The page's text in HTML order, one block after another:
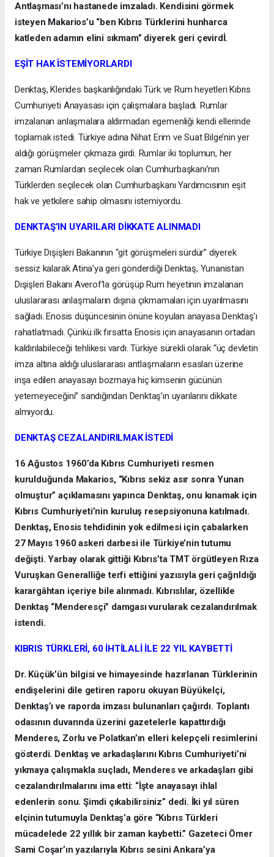
Antlaşması’nı hastanede imzaladı. Kendisini görmek
isteyen Makarios’u “ben Kıbrıs Türklerini hunharca
katleden adamın elini sıkmam” diyerek geri çevirdİ.
EŞİT HAK İSTEMİYORLARDI
Denktaş, Klerides başkanlığındaki Türk ve Rum heyetleri Kıbrıs
Cumhuriyeti Anayasası için çalışmalara başladı. Rumlar
imzalanan anlaşmalara aldırmadan egemenliği kendi ellerinde
toplamak istedi. Türkiye adına Nihat Erim ve Suat Bilge’nin yer
aldığı görüşmeler çıkmaza girdi. Rumlar iki toplumun, her
zaman Rumlardan seçilecek olan Cumhurbaşkanı’nın
Türklerden seçilecek olan Cumhurbaşkanı Yardımcısının eşit
hak ve yetkilere sahip olmasını istemiyordu.
DENKTAŞ’IN UYARILARI DİKKATE ALINMADI
Türkiye Dışişleri Bakanının “git görüşmeleri sürdür” diyerek
sessiz kalarak Atina’ya geri gönderdiği Denktaş, Yunanistan
Dışişleri Bakanı Averof’la görüşüp Rum heyetinin imzalanan
uluslararası anlaşmaların dışına çıkmamaları için uyarılmasını
sağladı. Enosis düşüncesinin önüne koyulan anayasa Denktaş’ı
rahatlatmadı. Çünkü ilk fırsatta Enosis için anayasanın ortadan
kaldırılabileceği tehlikesi vardı. Türkiye sürekli olarak “üç devletin
imza altına aldığı uluslararası antlaşmaların esasları üzerine
inşa edilen anayasayı bozmaya hiç kimsenin gücünün
yetemeyeceğini” sandığından Denktaş’ın uyarılarını dikkate
almıyordu.
DENKTAŞ CEZALANDIRILMAK İSTEDİ
16 Ağustos 1960’da Kıbrıs Cumhuriyeti resmen
kurulduğunda Makarios, “Kıbrıs sekiz asır sonra Yunan
olmuştur” açıklamasını yapınca Denktaş, onu kınamak için
Kıbrıs Cumhuriyeti’nin kuruluş resepsiyonuna katılmadı.
Denktaş, Enosis tehdidinin yok edilmesi için çabalarken
27 Mayıs 1960 askeri darbesi ile Türkiye’nin tutumu
değişti. Yarbay olarak gittiği Kıbrıs’ta TMT örgütleyen Rıza
Vuruşkan Generalliğe terfi ettiğini yazısıyla geri çağrıldığı
karargâhtan içeriye bile alınmadı. Kıbrıslılar, özellikle
Denktaş “Menderesçi” damgası vurularak cezalandırılmak
istendi.
KIBRIS TÜRKLERİ, 60 İHTİLALİ İLE 22 YIL KAYBETTİ
Dr. Küçük’ün bilgisi ve himayesinde hazırlanan Türklerinin
endişelerini dile getiren raporu okuyan Büyükelçi,
Denktaş’ı ve raporda imzası bulunanları çağırdı. Toplantı
odasının duvarında üzerini gazetelerle kapattırdığı
Menderes, Zorlu ve Polatkan’ın elleri kelepçeli resimlerini
gösterdi. Denktaş ve arkadaşlarını Kıbrıs Cumhuriyeti’ni
yıkmaya çalışmakla suçladı, Menderes ve arkadaşları gibi
cezalandırılmalarını ima etti: “İşte anayasayı ihlal
edenlerin sonu. Şimdi çıkabilirsiniz” dedi. İki yıl süren
elçinin tutumuyla Denktaş’a göre “Kıbrıs Türkleri
mücadelede 22 yıllık bir zaman kaybetti.” Gazeteci Ömer
Sami Coşar’ın yazılarıyla Kıbrıs sesini Ankara’ya